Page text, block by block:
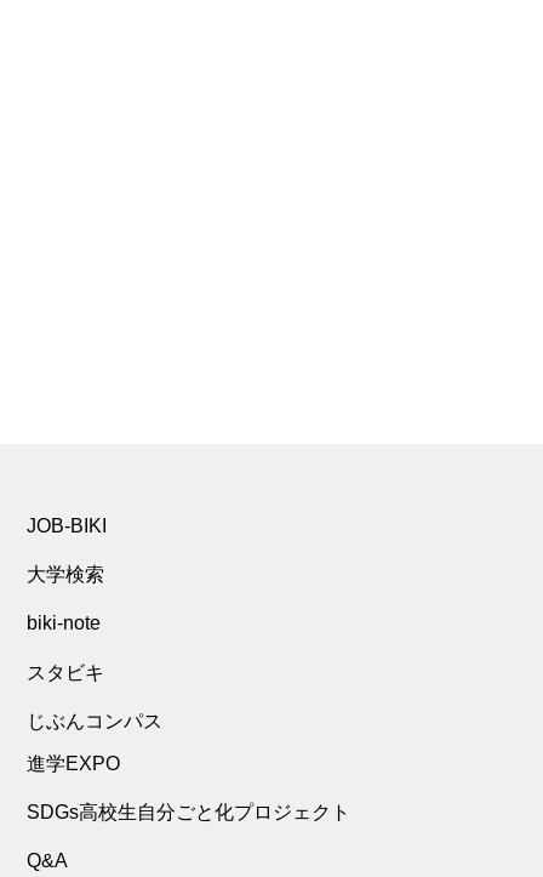
JOB-BIKI
大学検索
biki-note
スタビキ
じぶんコンパス
進学EXPO
SDGs高校生自分ごと化プロジェクト
Q&A